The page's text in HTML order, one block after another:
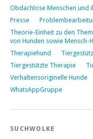
Obdachlose Menschen und
Presse
Theorie-Einheit zu den
von Hunden sowie Mensch-
Therapiehund
Tiergestützte Therapie
Verhaltensoriginelle Hunde
WhatsAppGruppe
SUCHWOLKE